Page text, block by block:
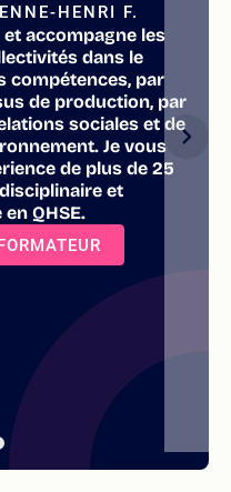
HENRI F.
accompagne les
dans le
compétences, par
de production, par
sociales et de
Je vous
de plus de 25
et
QHSE.